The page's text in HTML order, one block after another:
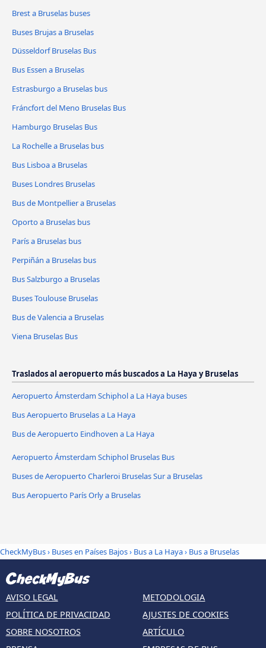
Brest a Bruselas buses
Buses Brujas a Bruselas
Düsseldorf Bruselas Bus
Bus Essen a Bruselas
Estrasburgo a Bruselas bus
Fráncfort del Meno Bruselas Bus
Hamburgo Bruselas Bus
La Rochelle a Bruselas bus
Bus Lisboa a Bruselas
Buses Londres Bruselas
Bus de Montpellier a Bruselas
Oporto a Bruselas bus
París a Bruselas bus
Perpiñán a Bruselas bus
Bus Salzburgo a Bruselas
Buses Toulouse Bruselas
Bus de Valencia a Bruselas
Viena Bruselas Bus
Traslados al aeropuerto más buscados a La Haya y Bruselas
Aeropuerto Ámsterdam Schiphol a La Haya buses
Bus Aeropuerto Bruselas a La Haya
Bus de Aeropuerto Eindhoven a La Haya
Aeropuerto Ámsterdam Schiphol Bruselas Bus
Buses de Aeropuerto Charleroi Bruselas Sur a Bruselas
Bus Aeropuerto París Orly a Bruselas
CheckMyBus› Buses en Países Bajos› Bus a La Haya› Bus a Bruselas
AVISO LEGAL
POLÍTICA DE PRIVACIDAD
SOBRE NOSOTROS
METODOLOGIA
AJUSTES DE COOKIES
ARTÍCULO